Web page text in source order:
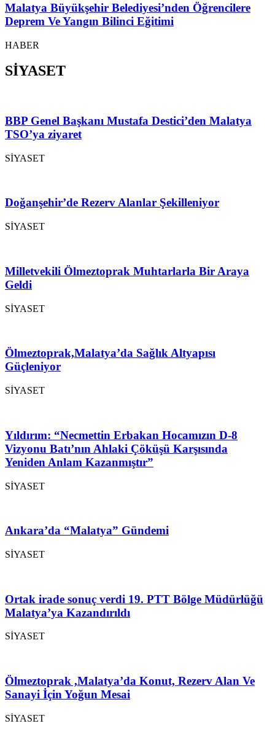
Malatya Büyükşehir Belediyesi’nden Öğrencilere
Deprem Ve Yangın Bilinci Eğitimi
HABER
SİYASET
BBP Genel Başkanı Mustafa Destici’den Malatya
TSO’ya ziyaret
SİYASET
Doğanşehir’de Rezerv Alanlar Şekilleniyor
SİYASET
Milletvekili Ölmeztoprak Muhtarlarla Bir Araya
Geldi
SİYASET
Ölmeztoprak,Malatya’da Sağlık Altyapısı
Güçleniyor
SİYASET
Yıldırım: “Necmettin Erbakan Hocamızın D-8
Vizyonu Batı’nın Ahlaki Çöküşü Karşısında
Yeniden Anlam Kazanmıştır”
SİYASET
Ankara’da “Malatya” Gündemi
SİYASET
Ortak irade sonuç verdi 19. PTT Bölge Müdürlüğü
Malatya’ya Kazandırıldı
SİYASET
Ölmeztoprak ,Malatya’da Konut, Rezerv Alan Ve
Sanayi İçin Yoğun Mesai
SİYASET